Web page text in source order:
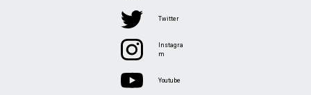
Twitter
Instagra
m
Youtube